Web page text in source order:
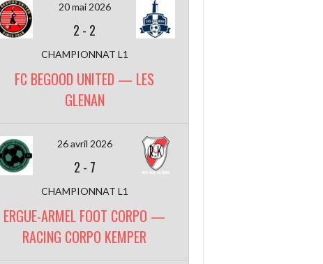
20 mai 2026
2 - 2
CHAMPIONNAT L1
FC BEGOOD UNITED — LES
GLENAN
26 avril 2026
2 - 7
CHAMPIONNAT L1
ERGUE-ARMEL FOOT CORPO —
RACING CORPO KEMPER